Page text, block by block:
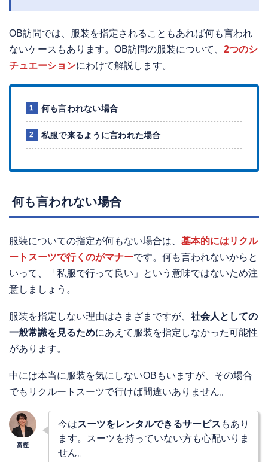
OB訪問では、服装を指定されることもあれば何も言われ
ないケースもあります。OB訪問の服装について、 2つのシ
チュエーションにわけて解説します。
何も言われない場合
私服で来るように言われた場合
何も言われない場合
服装についての指定が何もない場合は、 基本的にはリクル
ートスーツで行くのがマナーです。何も言われないからと
いって、「私服で行って良い」という意味ではないため注
意しましょう。
服装を指定しない理由はさまざまですが、 社会人としての
一般常識を見るためにあえて服装を指定しなかった可能性
があります。
中には本当に服装を気にしないOBもいますが、その場合
でもリクルートスーツで行けば間違いありません。
今はスーツをレンタルできるサービス もあり
ます。スーツを持っていない方も心配いりま
せん。